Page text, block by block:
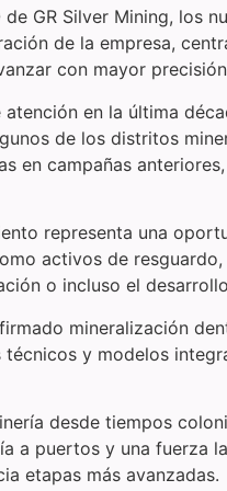
GR Silver Mining,
de la empresa,
con mayor
en la última
de los distritos
en campañas
representa una
activos de
o incluso el
mineralización
y modelos
desde tiempos
a puertos y una fuerza
etapas más avanzadas.